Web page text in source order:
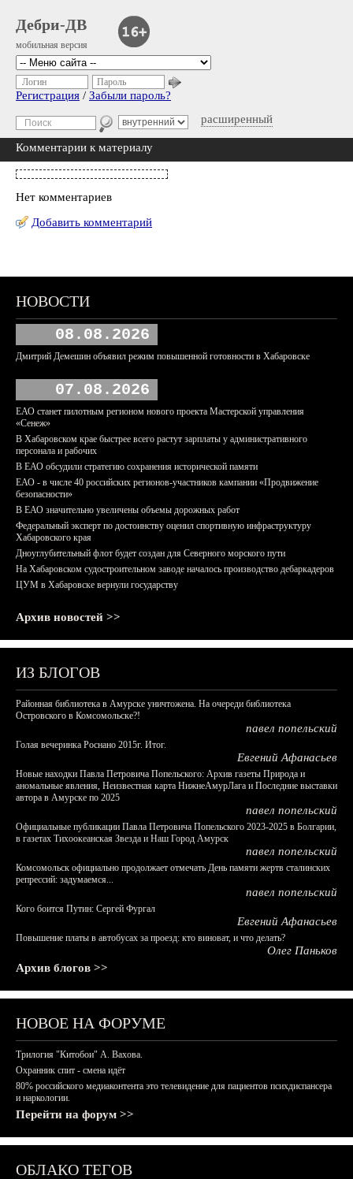
Дебри-ДВ
мобильная версия
расширенный
Логин Пароль
Регистрация / Забыли пароль?
Комментарии к материалу
Нет комментариев
Добавить комментарий
НОВОСТИ
08.08.2026
Дмитрий Демешин объявил режим повышенной готовности в Хабаровске
07.08.2026
ЕАО станет пилотным регионом нового проекта Мастерской управления
«Сенеж»
В Хабаровском крае быстрее всего растут зарплаты у административного
персонала и рабочих
В ЕАО обсудили стратегию сохранения исторической памяти
ЕАО - в числе 40 российских регионов-участников кампании «Продвижение
безопасности»
В ЕАО значительно увеличены объемы дорожных работ
Федеральный эксперт по достоинству оценил спортивную инфраструктуру
Хабаровского края
Дноуглубительный флот будет создан для Северного морского пути
На Хабаровском судостроительном заводе началось производство дебаркадеров
ЦУМ в Хабаровске вернули государству
Архив новостей >>
ИЗ БЛОГОВ
Районная библиотека в Амурске уничтожена. На очереди библиотека
Островского в Комсомольске?!
павел попельский
Голая вечеринка Роснано 2015г. Итог.
Евгений Афанасьев
Новые находки Павла Петровича Попельского: Архив газеты Природа и
аномальные явления, Неизвестная карта НижнеАмурЛага и Последние выставки
автора в Амурске по 2025
павел попельский
Официальные публикации Павла Петровича Попельского 2023-2025 в Болгарии,
в газетах Тихоокеанская Звезда и Наш Город Амурск
павел попельский
Комсомольск официально продолжает отмечать День памяти жертв сталинских
репрессий: задумаемся...
павел попельский
Кого боится Путин: Сергей Фургал
Евгений Афанасьев
Повышение платы в автобусах за проезд: кто виноват, и что делать?
Олег Паньков
Архив блогов >>
НОВОЕ НА ФОРУМЕ
Трилогия "Китобои" А. Вахова.
Охранник спит - смена идёт
80% российского медиаконтента это телевидение для пациентов психдиспансера
и наркологии.
Перейти на форум >>
ОБЛАКО ТЕГОВ